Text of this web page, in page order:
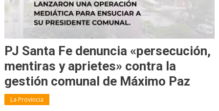
PJ Santa Fe denuncia «persecución,
mentiras y aprietes» contra la
gestión comunal de Máximo Paz
La Provincia